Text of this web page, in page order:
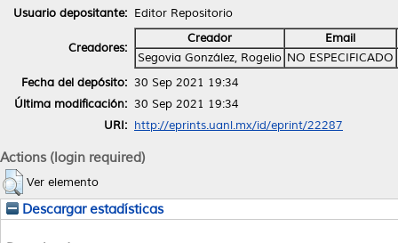
Usuario depositante: Editor Repositorio
Creadores:
Creador
Email
Segovia González, Rogelio NO ESPECIFICADO
Fecha del depósito: 30 Sep 2021 19:34
Última modificación: 30 Sep 2021 19:34
URI: http://eprints.uanl.mx/id/eprint/22287
Actions (login required)
Ver elemento
Descargar estadísticas